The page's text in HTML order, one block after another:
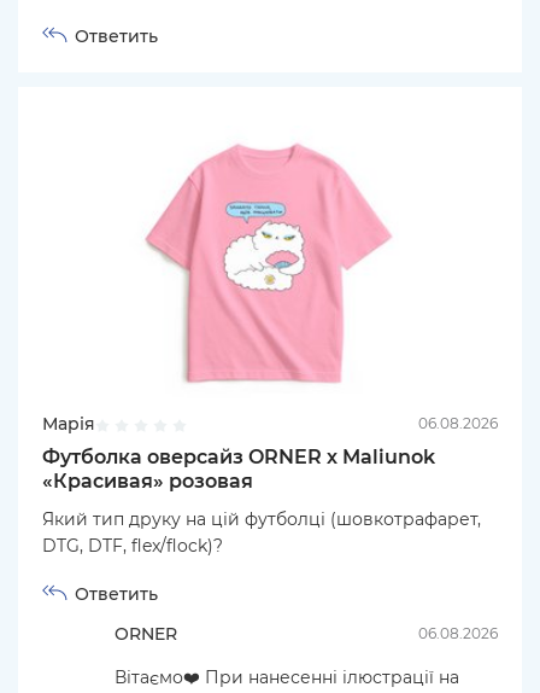
Ответить
Марія 06.08.2026
Футболка оверсайз ORNER х Maliunok
«Красивая» розовая
Який тип друку на цій футболці (шовкотрафарет,
DTG, DTF, flex/flock)?
Ответить
ORNER
06.08.2026
Вітаємо❤️ При нанесенні ілюстрації на